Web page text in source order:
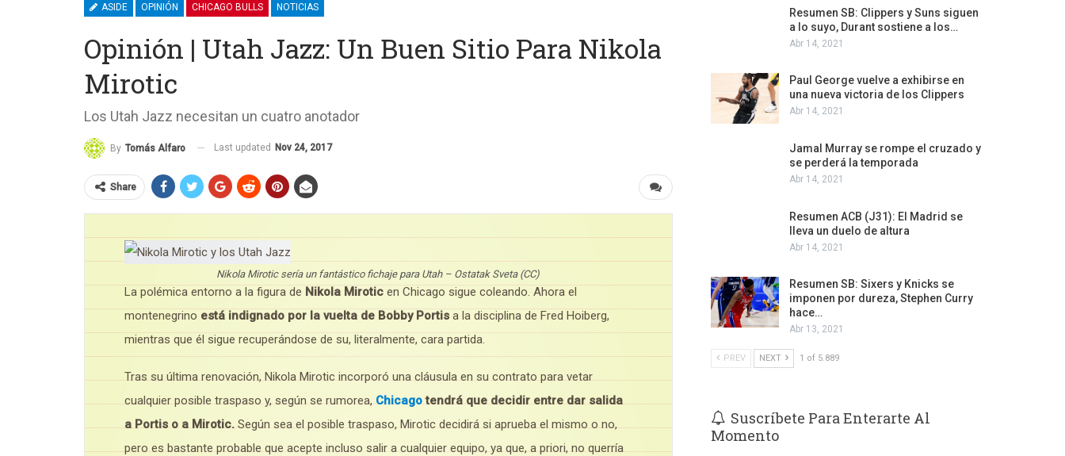
ASIDE OPINIÓN CHICAGO BULLS NOTICIAS
Opinión | Utah Jazz: Un Buen Sitio Para Nikola
Mirotic
Los Utah Jazz necesitan un cuatro anotador
By Tomás Alfaro Last updated Nov 24, 2017
Share
Nikola Mirotic sería un fantástico fichaje para Utah – Ostatak Sveta (CC)
La polémica entorno a la figura de Nikola Mirotic en Chicago sigue coleando. Ahora el
montenegrino está indignado por la vuelta de Bobby Portis a la disciplina de Fred Hoiberg,
mientras que él sigue recuperándose de su, literalmente, cara partida.
Tras su última renovación, Nikola Mirotic incorporó una cláusula en su contrato para vetar
cualquier posible traspaso y, según se rumorea, Chicagotendrá que decidir entre dar salida
a Portis o a Mirotic. Según sea el posible traspaso, Mirotic decidirá si aprueba el mismo o no,
pero es bastante probable que acepte incluso salir a cualquier equipo, ya que, a priori, no querría
Resumen SB: Clippers y Suns siguen
a lo suyo, Durant sostiene a los…
Abr 14, 2021
Paul George vuelve a exhibirse en
una nueva victoria de los Clippers
Abr 14, 2021
Jamal Murray se rompe el cruzado y
se perderá la temporada
Abr 14, 2021
Resumen ACB (J31): El Madrid se
lleva un duelo de altura
Abr 14, 2021
Resumen SB: Sixers y Knicks se
imponen por dureza, Stephen Curry
hace…
Abr 13, 2021
PREV NEXT 1 of 5.889
Suscríbete Para Enterarte Al
Momento